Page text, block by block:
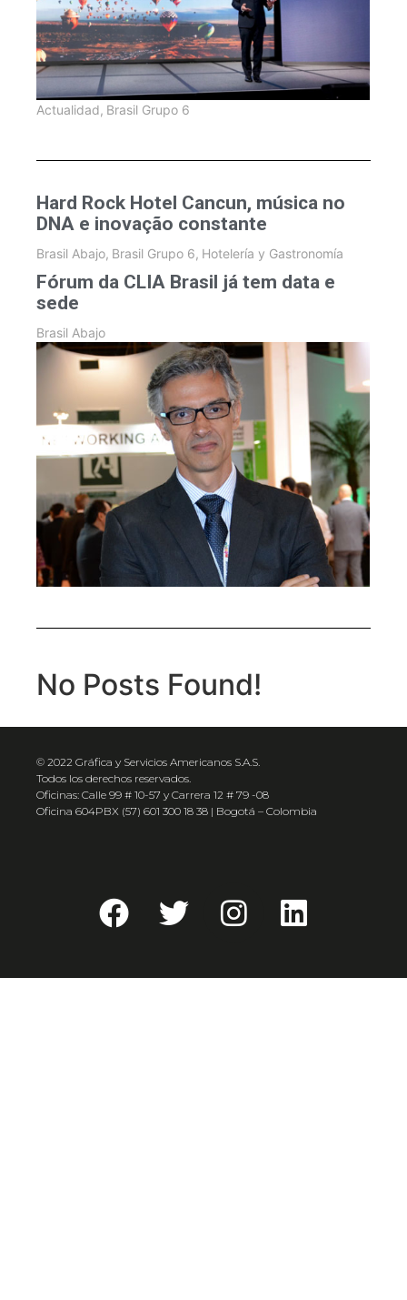
Actualidad, Brasil Grupo 6
Hard Rock Hotel Cancun, música no
DNA e inovação constante
Brasil Abajo, Brasil Grupo 6, Hotelería y Gastronomía
Fórum da CLIA Brasil já tem data e
sede
Brasil Abajo
No Posts Found!
© 2022 Gráfica y Servicios Americanos S.A.S.
Todos los derechos reservados.
Oficinas: Calle 99 # 10-57 y Carrera 12 # 79 -08
Oficina 604PBX (57) 601 300 18 38 | Bogotá – Colombia